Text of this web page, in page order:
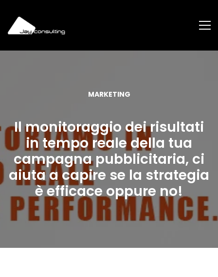
MARKETING
Il monitoraggio dei risultati
in tempo reale della tua
campagna pubblicitaria, ci
aiuta a capire se la strategia
è efficace oppure no!